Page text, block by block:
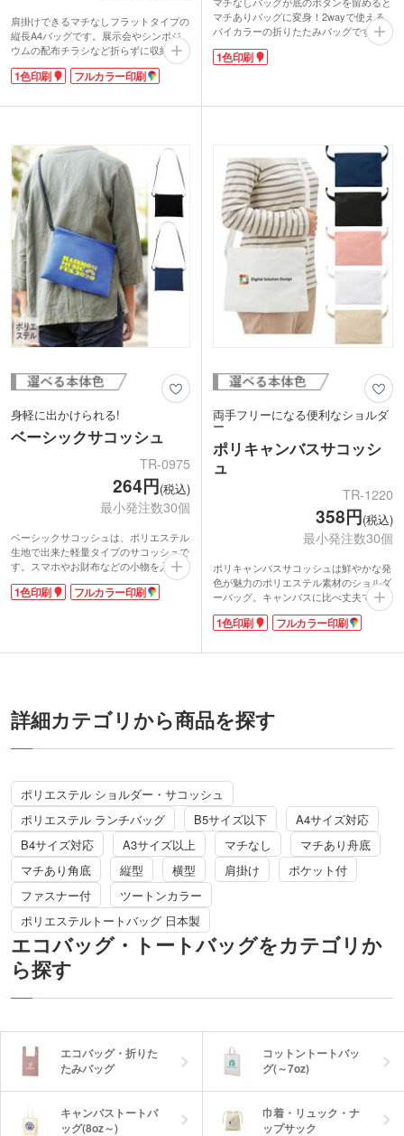
肩掛けできるマチなしフラットタイプの
縦長A4バッグです。展示会やシンポジ
ウムの配布チラシなど折らずに収納でき
ます。海をイメージさせる3色展開で、
PETとウミガメがデザインされたOBP専
本体に大きく1色ロゴ・フルカラー印刷
【OBPとは？】
オーシャンバウンドプラスチックの略称
で、海岸から約50km以内の内陸部に廃
棄されているプラスチックのこと。
放置していると海に流出して海洋汚染の
原因になりうるプラスチックごみを再利
用することで環境汚染を軽減できること
で注目されています。
1色印刷 フルカラー印刷
マチありバッグに変身！2wayで使える
バイカラーの折りたたみバッグです。し
っかりした厚手のポリエステル生地で中
に物を入れても透けません。マチなしは
す。
ぜでお届けします。1色印刷でオリジナ
ルのバッグが作成できますよ。
1色印刷
身軽に出かけられる!
ベーシックサコッシュ
TR-0975
264円(税込)
最小発注数30個
ベーシックサコッシュは、ポリエステル
生地で出来た軽量タイプのサコッシュで
す。スマホやお財布などの小物を入れる
のにちょうどいいサイズで、ちょっとし
たお出かけから、フェスやイベントな
き。ファスナータイプは中身が落ちる心
えますよ。ロゴやイラストなどを印刷し
て、オリジナルのおしゃれなサコッシュ
1色印刷 フルカラー印刷
両手フリーになる便利なショルダ
ー
ポリキャンバスサコッシ
ュ
TR-1220
358円(税込)
最小発注数30個
ポリキャンバスサコッシュは鮮やかな発
色が魅力のポリエステル素材のショルダ
ーバッグ。キャンバスに比べ丈夫で水に
強く色落ちしにくいのが特徴です。コッ
トンのような手触り柔らかく軽量。斜め
る大きさで、タブレットや勉強道具の持
シルク1色印刷とフルカラー印刷に対
応。ショップの購入特典やフェスやキャ
1色印刷 フルカラー印刷
詳細カテゴリから商品を探す
ポリエステル ショルダー・サコッシュ
ポリエステル ランチバッグ
B5サイズ以下
A4サイズ対応
B4サイズ対応
A3サイズ以上 マチなし
マチあり舟底
マチあり角底
縦型 横型 肩掛け
ポケット付
ファスナー付
ツートンカラー
ポリエステルトートバッグ 日本製
エコバッグ・トートバッグをカテゴリか
ら探す
エコバッグ・折りた
たみバッグ
コットントートバッ
グ(～7oz)
キャンバストートバ
ッグ(8oz～)
巾着・リュック・ナ
ップサック